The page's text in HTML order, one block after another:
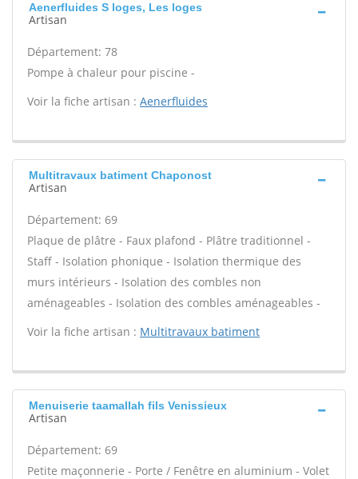
Aenerfluides S loges, Les loges
Artisan
Département: 78
Pompe à chaleur pour piscine -
Voir la fiche artisan : Aenerfluides
Multitravaux batiment Chaponost
Artisan
Département: 69
Plaque de plâtre - Faux plafond - Plâtre traditionnel -
Staff - Isolation phonique - Isolation thermique des
murs intérieurs - Isolation des combles non
aménageables - Isolation des combles aménageables -
Voir la fiche artisan : Multitravaux batiment
Menuiserie taamallah fils Venissieux
Artisan
Département: 69
Petite maçonnerie - Porte / Fenêtre en aluminium - Volet